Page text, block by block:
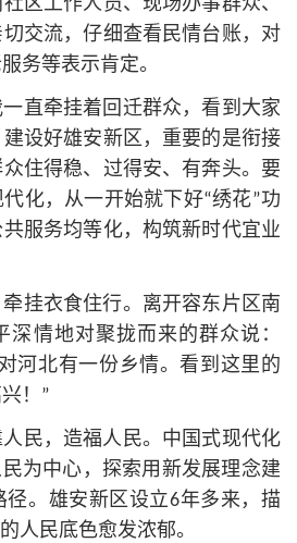
区工作人员、现场办事群众、
交流，仔细查看民情台账，对
务等表示肯定。
直牵挂着回迁群众，看到大家
设好雄安新区，重要的是衔接
住得稳、过得安、有奔头。要
化，从一开始就下好“绣花”功
服务均等化，构筑新时代宜业
挂衣食住行。离开容东片区南
深情地对聚拢而来的群众说：
河北有一份乡情。看到这里的
！”
民，造福人民。中国式现代化
为中心，探索用新发展理念建
。雄安新区设立6年多来，描
人民底色愈发浓郁。